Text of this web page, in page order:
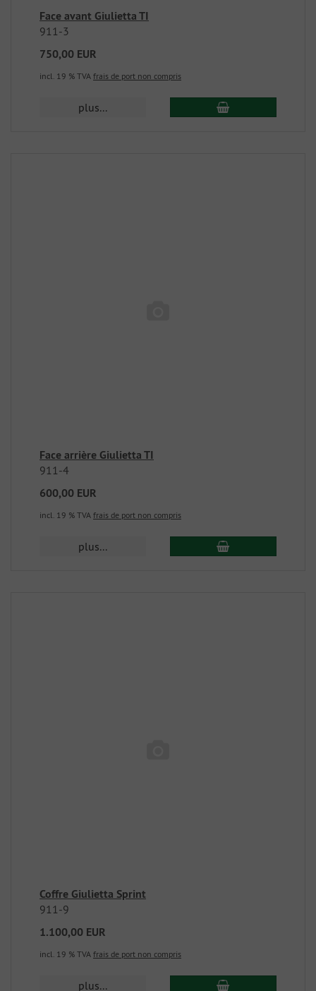
Face avant Giulietta TI
911-3
750,00 EUR
incl. 19 % TVA frais de port non compris
plus...
Face arrière Giulietta TI
911-4
600,00 EUR
incl. 19 % TVA frais de port non compris
plus...
Coffre Giulietta Sprint
911-9
1.100,00 EUR
incl. 19 % TVA frais de port non compris
plus...